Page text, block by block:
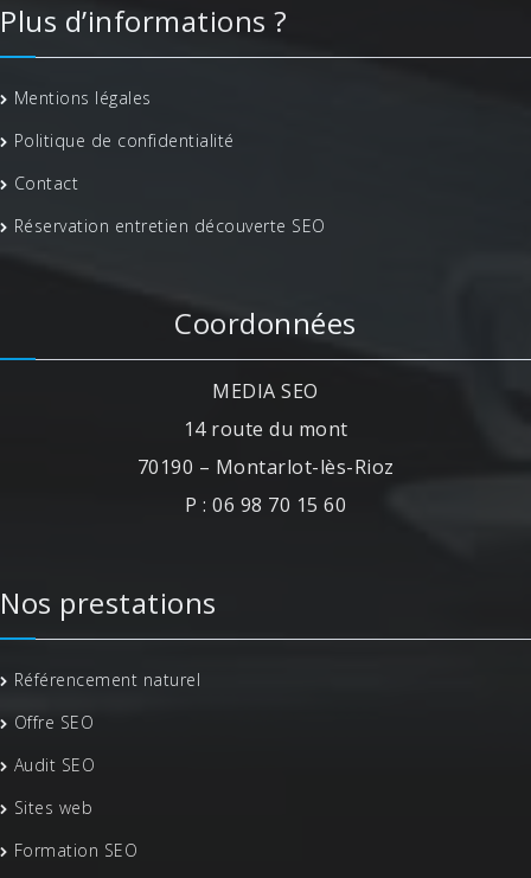
Plus d’informations ?
Mentions légales
Politique de confidentialité
Contact
Réservation entretien découverte SEO
Coordonnées
MEDIA SEO
14 route du mont
70190 – Montarlot-lès-Rioz
P : 06 98 70 15 60
Nos prestations
Référencement naturel
Offre SEO
Audit SEO
Sites web
Formation SEO